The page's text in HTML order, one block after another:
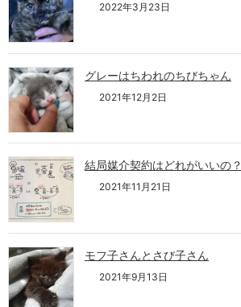
2022年3月23日
グレーはちわれのちびちゃん
2021年12月2日
結局媒介契約はどれがいいの？
2021年11月21日
モフ子さんとさび子さん
2021年9月13日